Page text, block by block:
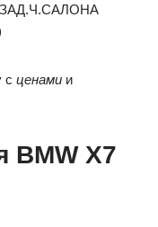
ЗАД.Ч.САЛОНА
с ценами и
BMW X7